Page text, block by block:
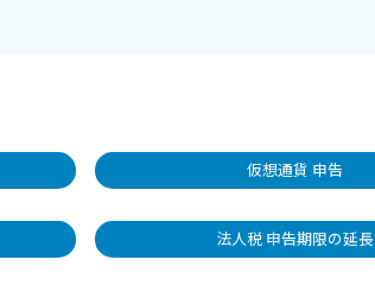
仮想通貨 申告
法人税 申告期限の延長